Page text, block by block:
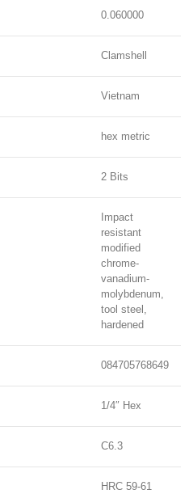
0.060000
Clamshell
Vietnam
hex metric
2 Bits
Impact
resistant
modified
chrome-
vanadium-
molybdenum,
tool steel,
hardened
084705768649
1/4″ Hex
C6.3
HRC 59-61